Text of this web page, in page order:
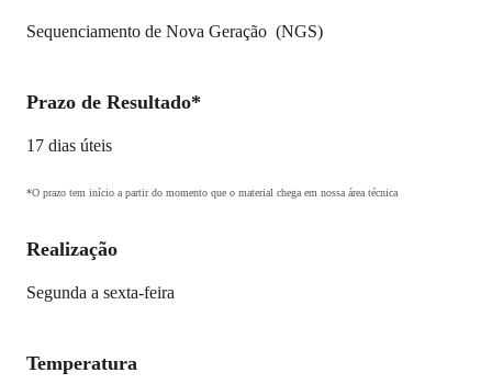
Temperatura
Sequenciamento de Nova Geração (NGS)
Prazo de Resultado*
17 dias úteis
*O prazo tem início a partir do momento que o material chega em nossa área técnica
Realização
Segunda a sexta-feira